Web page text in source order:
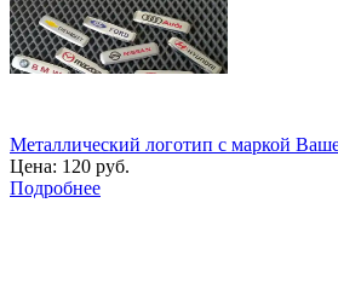
Металлический логотип с маркой
Цена: 120 руб.
Подробнее